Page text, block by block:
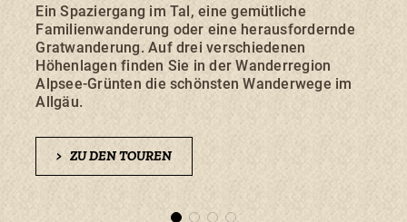
Ein Spaziergang im Tal, eine gemütliche
Familienwanderung oder eine herausfordernde
Gratwanderung. Auf drei verschiedenen
Höhenlagen finden Sie in der Wanderregion
Alpsee-Grünten die schönsten Wanderwege im
Allgäu.
>ZU DEN TOUREN